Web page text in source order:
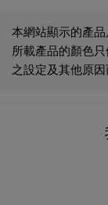
本網站顯示的產
所載產品的顏色
之設定及其他原因